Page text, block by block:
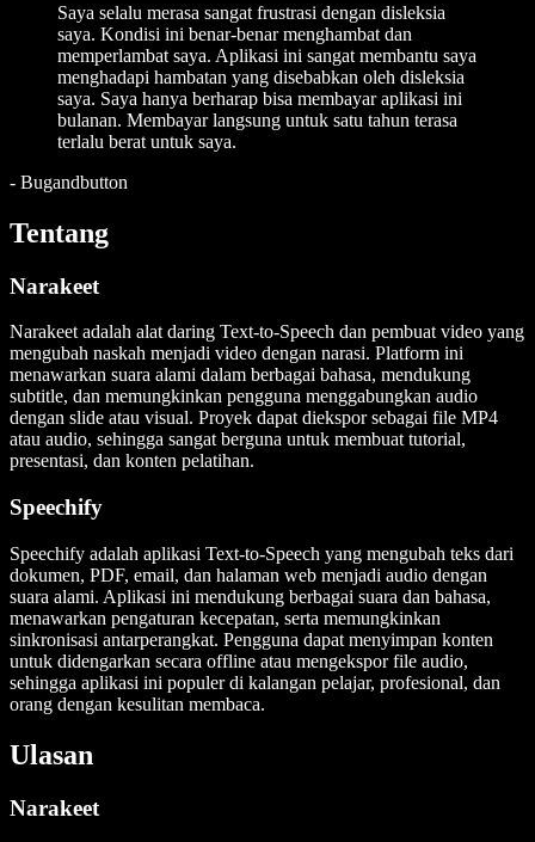
Saya selalu merasa sangat frustrasi dengan disleksia
saya. Kondisi ini benar-benar menghambat dan
memperlambat saya. Aplikasi ini sangat membantu saya
menghadapi hambatan yang disebabkan oleh disleksia
saya. Saya hanya berharap bisa membayar aplikasi ini
bulanan. Membayar langsung untuk satu tahun terasa
terlalu berat untuk saya.
- Bugandbutton
Tentang
Narakeet
Narakeet adalah alat daring Text-to-Speech dan pembuat video yang
mengubah naskah menjadi video dengan narasi. Platform ini
menawarkan suara alami dalam berbagai bahasa, mendukung
subtitle, dan memungkinkan pengguna menggabungkan audio
dengan slide atau visual. Proyek dapat diekspor sebagai file MP4
atau audio, sehingga sangat berguna untuk membuat tutorial,
presentasi, dan konten pelatihan.
Speechify
Speechify adalah aplikasi Text-to-Speech yang mengubah teks dari
dokumen, PDF, email, dan halaman web menjadi audio dengan
suara alami. Aplikasi ini mendukung berbagai suara dan bahasa,
menawarkan pengaturan kecepatan, serta memungkinkan
sinkronisasi antarperangkat. Pengguna dapat menyimpan konten
untuk didengarkan secara offline atau mengekspor file audio,
sehingga aplikasi ini populer di kalangan pelajar, profesional, dan
orang dengan kesulitan membaca.
Ulasan
Narakeet